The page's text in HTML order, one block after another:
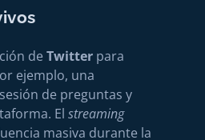
de Twitter para
ejemplo, una
de preguntas y
El streaming
masiva durante la